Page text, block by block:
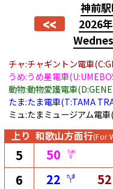
<<
神前
2026
チャ:チャギントン電車
うめ:うめ星電車
動物:動物愛護電車
たま:たま電車(T:TAMA
ミュ:たまミュージアム電
上り 和歌山方面行(For
5 50 うめ
U
6 22 たま
T 52